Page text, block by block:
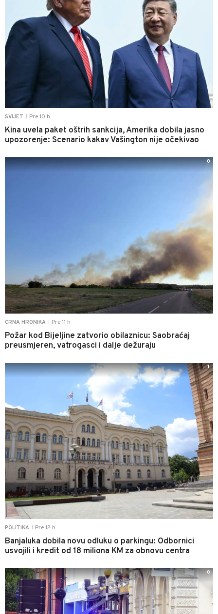
SVIJET Pre 10 h
Kina uvela paket oštrih sankcija, Amerika dobila jasno
upozorenje: Scenario kakav Vašington nije očekivao
CRNA HRONIKA Pre 11 h
Požar kod Bijeljine zatvorio obilaznicu: Saobraćaj
preusmjeren, vatrogasci i dalje dežuraju
0
POLITIKA Pre 12 h
Banjaluka dobila novu odluku o parkingu: Odbornici
usvojili i kredit od 18 miliona KM za obnovu centra
1
0